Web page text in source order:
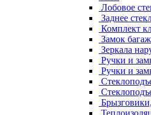
Лобовое
Заднее
Комплект
Замок
Зеркала
Ручки и
Ручки и